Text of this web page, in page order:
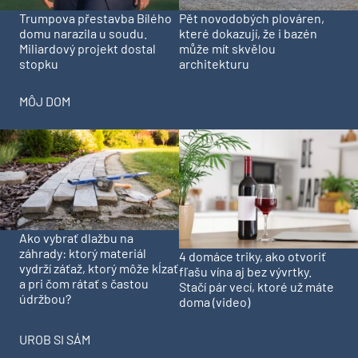
Trumpova přestavba Bílého
domu narazila u soudu.
Miliardový projekt dostal
stopku
Pět novodobých plováren,
které dokazují, že i bazén
může mít skvělou
architekturu
MÔJ DOM
Ako vybrať dlažbu na
záhrady: ktorý materiál
vydrží záťaž, ktorý môže kĺzať
a pri čom rátať s častou
údržbou?
4 domáce triky, ako otvoriť
fľašu vína aj bez vývrtky.
Stačí pár vecí, ktoré už máte
doma (video)
UROB SI SÁM